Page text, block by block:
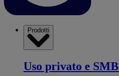
Prodotti
Uso privato e SMB